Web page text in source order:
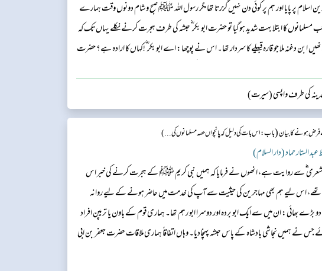
اسلام پر پایا اور ہم پر کوئی دن نہیں گزرتا تھا مگر رسول اللہ ﷺ صبح و شام دونوں وقت ہمارے
کا ابتلا بہت شدید ہو گیا تو حضرت ابو بکر ؓ حبشہ کی طرف ہجرت کرنے نکلے یہاں تک کہ
ابن دغنہ ملا جو قارہ قبیلے کا سردار تھا۔ اس نے پوچھا: اے ابو بکر ؓ !کہاں کا ارادہ ہے؟ حضرت
مدینہ کی طرف واپسی (سیرت)
ہونے کا بیان(باب : اس بات کی دلیل کہ پانچواں حصہ مسلمانوں کی...)
سے روایت ہے، انھوں نے فرمایا کہ ہمیں نبی کریم ﷺ کے ہجرت کرنے کی خبر اس
اس لیے ہم بھی مہاجرین کی حیثیت سے آپ کی خدمت میں حاضر ہونے کے لیے روانہ
ان میں سے ایک ابو بردہ اور دوسرا ابو رہم تھا۔ ہماری قوم کے باون یا تریپن افراد
جس نے ہمیں نجاشی بادشاہ کے پاس حبشہ پہنچادیا۔ وہاں اتفاقاً ہماری ملاقات حضرت جعفر بن ابی